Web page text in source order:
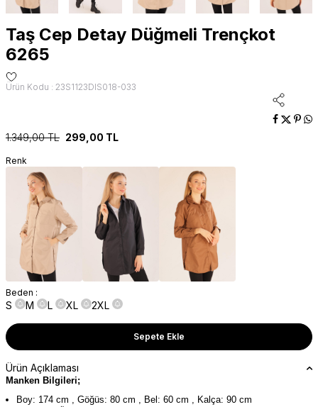
Taş Cep Detay Düğmeli Trençkot
6265
Ürün Kodu : 23S1123DIS018-033
1.349,00TL 299,00 TL
Renk
Beden :
S M L XL 2XL
Sepete Ekle
Ürün Açıklaması
Manken Bilgileri;
Boy: 174 cm , Göğüs: 80 cm , Bel: 60 cm , Kalça: 90 cm